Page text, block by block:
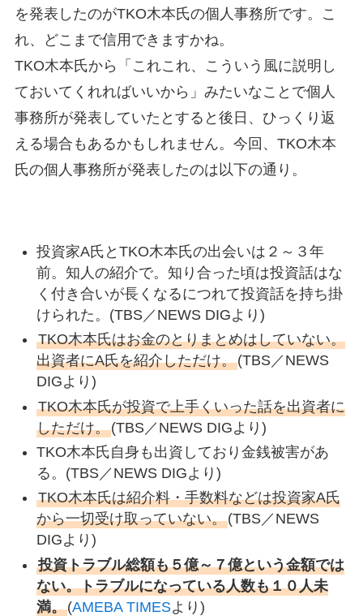
を発表したのがTKO木本氏の個人事務所です。こ
れ、どこまで信用できますかね。
TKO木本氏から「これこれ、こういう風に説明し
ておいてくれればいいから」みたいなことで個人
事務所が発表していたとすると後日、ひっくり返
える場合もあるかもしれません。今回、TKO木本
氏の個人事務所が発表したのは以下の通り。
投資家A氏とTKO木本氏の出会いは２～３年
前。知人の紹介で。知り合った頃は投資話はな
く付き合いが長くなるにつれて投資話を持ち掛
けられた。(TBS／NEWS DIGより)
TKO木本氏はお金のとりまとめはしていない。
出資者にA氏を紹介しただけ。(TBS／NEWS
DIGより)
TKO木本氏が投資で上手くいった話を出資者に
しただけ。(TBS／NEWS DIGより)
TKO木本氏自身も出資しており金銭被害があ
る。(TBS／NEWS DIGより)
TKO木本氏は紹介料・手数料などは投資家A氏
から一切受け取っていない。(TBS／NEWS
DIGより)
投資トラブル総額も５億～７億という金額では
ない。トラブルになっている人数も１０人未
満。(AMEBA TIMESより)